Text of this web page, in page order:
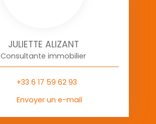
JULIETTE ALIZANT
Consultante immobilier
+33 6 17 59 62 93
Envoyer un e-mail